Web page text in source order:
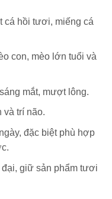
cá hồi tươi, miếng cá
con, mèo lớn tuổi và
mắt, mượt lông.
và trí não.
đặc biệt phù hợp
đại, giữ sản phẩm tươi